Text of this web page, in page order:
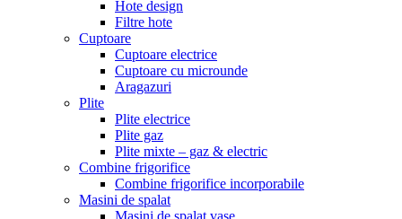
Hote design
Filtre hote
Cuptoare
Cuptoare electrice
Cuptoare cu microunde
Aragazuri
Plite
Plite electrice
Plite gaz
Plite mixte – gaz & electric
Combine frigorifice
Combine frigorifice incorporabile
Masini de spalat
Masini de spalat vase